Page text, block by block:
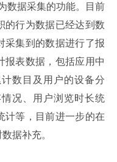
数据采集的功能。目前
的行为数据已经达到数
采集到的数据进行了报
报表数据，包括应用中
数目及用户的设备分
况、用户浏览时长统
计等，目前进一步的在
据补充。